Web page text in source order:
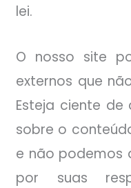
lei.
O nosso site
externos que
Esteja ciente
sobre o
e não podemos
por suas